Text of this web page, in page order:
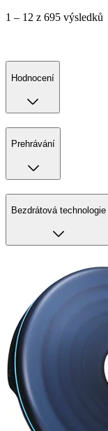
1 – 12 z 695 výsledků
Hodnocení
Prehrávání
Bezdrátová technologie